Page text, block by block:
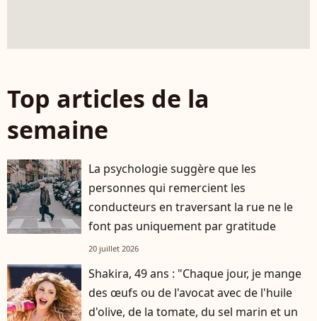
Top articles de la
semaine
La psychologie suggère que les
personnes qui remercient les
conducteurs en traversant la rue ne le
font pas uniquement par gratitude
20 juillet 2026
Shakira, 49 ans : "Chaque jour, je mange
des œufs ou de l'avocat avec de l'huile
d'olive, de la tomate, du sel marin et un